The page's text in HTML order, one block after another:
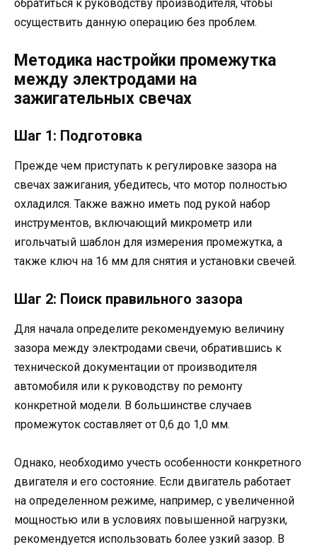
обратиться к руководству производителя, чтобы
осуществить данную операцию без проблем.
Методика настройки промежутка
между электродами на
зажигательных свечах
Шаг 1: Подготовка
Прежде чем приступать к регулировке зазора на
свечах зажигания, убедитесь, что мотор полностью
охладился. Также важно иметь под рукой набор
инструментов, включающий микрометр или
игольчатый шаблон для измерения промежутка, а
также ключ на 16 мм для снятия и установки свечей.
Шаг 2: Поиск правильного зазора
Для начала определите рекомендуемую величину
зазора между электродами свечи, обратившись к
технической документации от производителя
автомобиля или к руководству по ремонту
конкретной модели. В большинстве случаев
промежуток составляет от 0,6 до 1,0 мм.
Однако, необходимо учесть особенности конкретного
двигателя и его состояние. Если двигатель работает
на определенном режиме, например, с увеличенной
мощностью или в условиях повышенной нагрузки,
рекомендуется использовать более узкий зазор. В